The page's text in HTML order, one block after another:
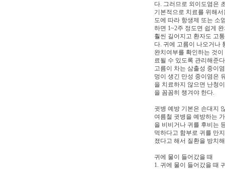
다. 그러므로 외이도염은
기본적으로 치료를 위해
도에 따라 항생제 또는 소
하면 1~2주 정도면 쉽게
훨씬 길어지고 환자도 고
다. 귀에 고름이 나오거나
완치여부를 확인하는 것
료될 수 있도록 관리해준
고름이 차는 삼출성 중이
멍이 생긴 만성 중이염은
을 치료하지 않으면 난청
을 꼼꼼히 챙겨야 한다.
귓병 예방 기본은 손대지
여름철 귓병을 예방하는
을 비비거나 귀를 후비는
먹하다고 함부로 귀를 만
졌다고 해서 질환을 방치
귀에 물이 들어갔을 때
1. 귀에 물이 들어갔을 때